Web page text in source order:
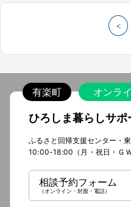
<
有楽町 オンラ
ひろしま暮らしサポ
ふるさと回帰支援センター・
10:00-18:00（月・祝日・Ｇ
相談予約フォーム
（オンライン・対面・電話）